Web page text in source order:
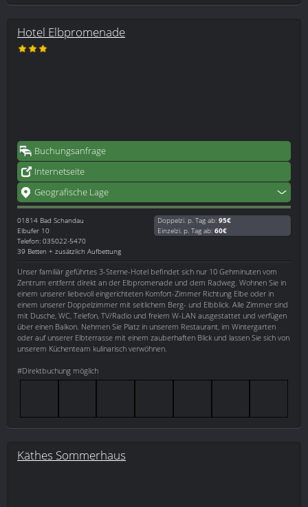
Hotel Elbpromenade
Buchungsanfrage
Internetseite
Geografische Lage
01814 Bad Schandau
Elbufer 10
Telefon: 035022-5470
39 Betten + zusätzlich Aufbettung
Doppelzi. p. Tag ab: 95€
Einzelzi. p. Tag ab: 60€
Unser familiär geführtes 3-Sterne-Hotel befindet sich nur 10 Gehminuten vom
Zentrum entfernt direkt an der Elbpromenade und dem Radweg. Wohnen Sie in
einem unserer liebevoll eingerichteten Komfort-Zimmer Richtung Elbe oder in
einem unserer Doppelzimmer mit seitlichem Berg- und Elbblick. Alle Zimmer sind
mit Dusche, WC, Telefon, TV/Radio und freiem W-LAN ausgestattet und verfügen
über einen Balkon. Nehmen Sie Platz in unserem Restaurant, im Wintergarten
oder auf unserer Elbterrasse mit einem zauberhaften Blick und lassen Sie sich von
unserem Küchenteam kulinarisch verwöhnen.
#Direktbuchung möglich
Käthes Sommerhaus